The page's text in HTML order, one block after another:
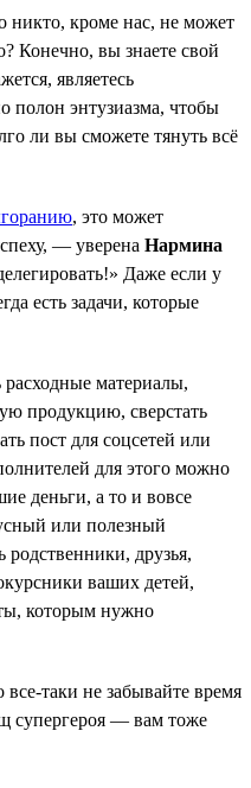
никто, кроме нас, не может
Конечно, вы знаете свой
являетесь
полон энтузиазма, чтобы
ли вы сможете тянуть всё
, это может
— уверена Нармина
Даже если у
есть задачи, которые
расходные материалы,
продукцию, сверстать
пост для соцсетей или
для этого можно
деньги, а то и вовсе
или полезный
родственники, друзья,
ваших детей,
которым нужно
таки не забывайте время
супергероя — вам тоже